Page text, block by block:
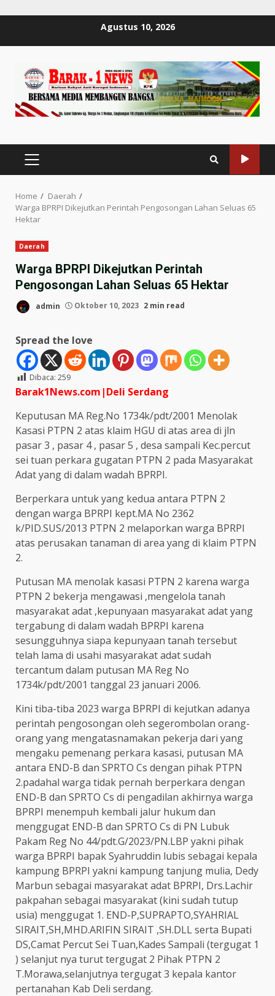
Agustus 10, 2026
PRIMARY
MENU
Home
Daerah
Warga BPRPI Dikejutkan Perintah Pengosongan Lahan Seluas 65
Hektar
Daerah
Warga BPRPI Dikejutkan Perintah
Pengosongan Lahan Seluas 65 Hektar
admin Oktober 10, 2023 2 min read
Spread the love
Dibaca: 259
Barak1News.com|Deli Serdang
Keputusan MA Reg.No 1734k/pdt/2001 Menolak
Kasasi PTPN 2 atas klaim HGU di atas area di jln
pasar 3 , pasar 4 , pasar 5 , desa sampali Kec.percut
sei tuan perkara gugatan PTPN 2 pada Masyarakat
Adat yang di dalam wadah BPRPI.
Berperkara untuk yang kedua antara PTPN 2
dengan warga BPRPI kept.MA No 2362
k/PID.SUS/2013 PTPN 2 melaporkan warga BPRPI
atas perusakan tanaman di area yang di klaim PTPN
2.
Putusan MA menolak kasasi PTPN 2 karena warga
PTPN 2 bekerja mengawasi ,mengelola tanah
masyarakat adat ,kepunyaan masyarakat adat yang
tergabung di dalam wadah BPRPI karena
sesungguhnya siapa kepunyaan tanah tersebut
telah lama di usahi masyarakat adat sudah
tercantum dalam putusan MA Reg No
1734k/pdt/2001 tanggal 23 januari 2006.
Kini tiba-tiba 2023 warga BPRPI di kejutkan adanya
perintah pengosongan oleh segerombolan orang-
orang yang mengatasnamakan pekerja dari yang
mengaku pemenang perkara kasasi, putusan MA
antara END-B dan SPRTO Cs dengan pihak PTPN
2.padahal warga tidak pernah berperkara dengan
END-B dan SPRTO Cs di pengadilan akhirnya warga
BPRPI menempuh kembali jalur hukum dan
menggugat END-B dan SPRTO Cs di PN Lubuk
Pakam Reg No 44/pdt.G/2023/PN.LBP yakni pihak
warga BPRPI bapak Syahruddin lubis sebagai kepala
kampung BPRPI yakni kampung tanjung mulia, Dedy
Marbun sebagai masyarakat adat BPRPI, Drs.Lachir
pakpahan sebagai masyarakat (kini sudah tutup
usia) menggugat 1. END-P,SUPRAPTO,SYAHRIAL
SIRAIT,SH,MHD.ARIFIN SIRAIT ,SH.DLL serta Bupati
DS,Camat Percut Sei Tuan,Kades Sampali (tergugat 1
) selanjut nya turut tergugat 2 Pihak PTPN 2
T.Morawa,selanjutnya tergugat 3 kepala kantor
pertanahan Kab Deli serdang.